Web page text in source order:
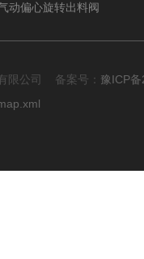
动偏心旋转出料阀
限公司 备案号： 豫ICP